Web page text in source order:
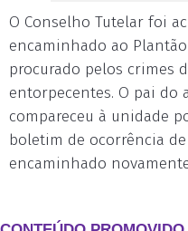
O Conselho Tutelar foi
encaminhado ao
procurado pelos crimes
entorpecentes. O pai do
compareceu à unidade
boletim de ocorrência
encaminhado